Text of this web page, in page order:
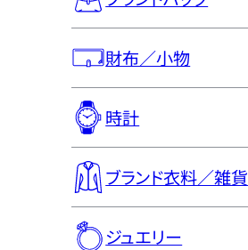
財布／小物
時計
ブランド衣料／雑貨
ジュエリー